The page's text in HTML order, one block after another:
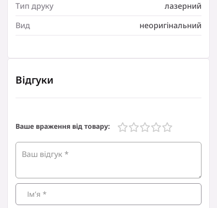
Тип друку
лазерний
Вид
неоригінальний
Відгуки
Ваше враження від товару: